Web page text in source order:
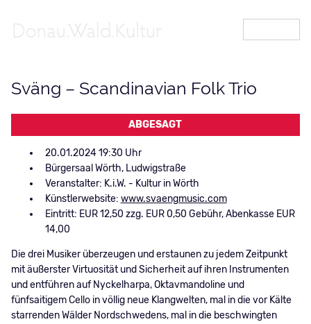
Sväng – Scandinavian Folk Trio
ABGESAGT
20.01.2024 19:30
Bürgersaal Wörth, Ludwigstraße
Veranstalter: K.i.W. - Kultur in Wörth
Künstlerwebsite: www.svaengmusic.com
Eintritt: EUR 12,50 zzg. EUR 0,50 Gebühr, Abenkasse EUR
14,00
Die drei Musiker überzeugen und erstaunen zu jedem Zeitpunkt
mit äußerster Virtuosität und Sicherheit auf ihren Instrumenten
und entführen auf Nyckelharpa, Oktavmandoline und
fünfsaitigem Cello in völlig neue Klangwelten, mal in die vor Kälte
starrenden Wälder Nordschwedens, mal in die beschwingten